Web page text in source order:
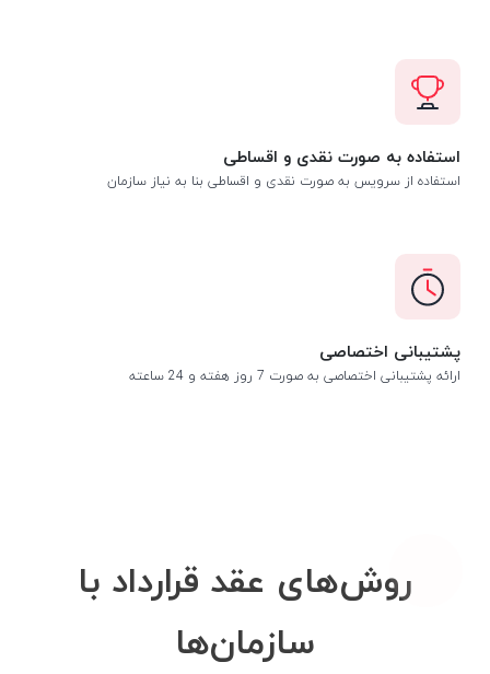
استفاده به صورت نقدی و اقساطی
استفاده از سرویس به صورت نقدی و اقساطی بنا به نیاز سازمان
پشتیبانی اختصاصی
ارائه پشتیبانی اختصاصی به صورت 7 روز هفته و 24 ساعته
روش‌های عقد قرارداد با
سازمان‌ها